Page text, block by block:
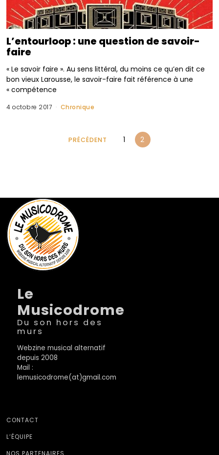
L’entourloop : une question de savoir-
faire
« Le savoir faire ». Au sens littéral, du moins ce qu’en dit ce
bon vieux Larousse, le savoir-faire fait référence à une
« compétence
4 octobre 2017 Chronique
PRÉCÉDENT 1 2
Le
Musicodrome
Du son hors des
murs
Webzine musical alternatif
depuis 2008
Mail :
lemusicodrome(at)gmail.com
CONTACT
L’ÉQUIPE